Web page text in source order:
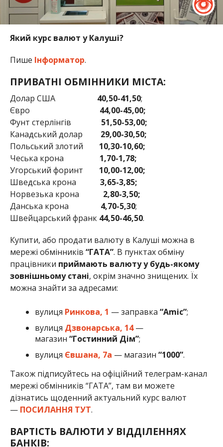
Який курс валют у Калуші?
Пише Інформатор.
ПРИВАТНІ ОБМІННИКИ МІСТА:
Долар США 40,50-41,50;
Євро 44,00-45,00;
Фунт стерлінгів 51,50-53,00;
Канадський долар 29,00-30,50;
Польський злотий 10,30-10,60;
Чеська крона 1,70-1,78;
Угорський форинт 10,00-12,00;
Шведська крона 3,65-3,85;
Норвезька крона 2,80-3,50;
Данська крона 4,70-5,30;
Швейцарський франк 44,50-46,50.
Купити, або продати валюту в Калуші можна в
мережі обмінників “ГАТА”. В пунктах обміну
працівники приймають валюту у будь-якому
зовнішньому стані, окрім значно знищених. Їх
можна знайти за адресами:
вулиця Ринкова, 1 — заправка “Amic”;
вулиця Дзвонарська, 14—
магазин “Гостинний Дім”;
вулиця Євшана, 7а — магазин “1000”.
Також підписуйтесь на офіційний телеграм-канал
мережі обмінників “ГАТА”, там ви можете
дізнатись щоденний актуальний курс валют
— ПОСИЛАННЯ ТУТ.
ВАРТІСТЬ ВАЛЮТИ У ВІДДІЛЕННЯХ
БАНКІВ: